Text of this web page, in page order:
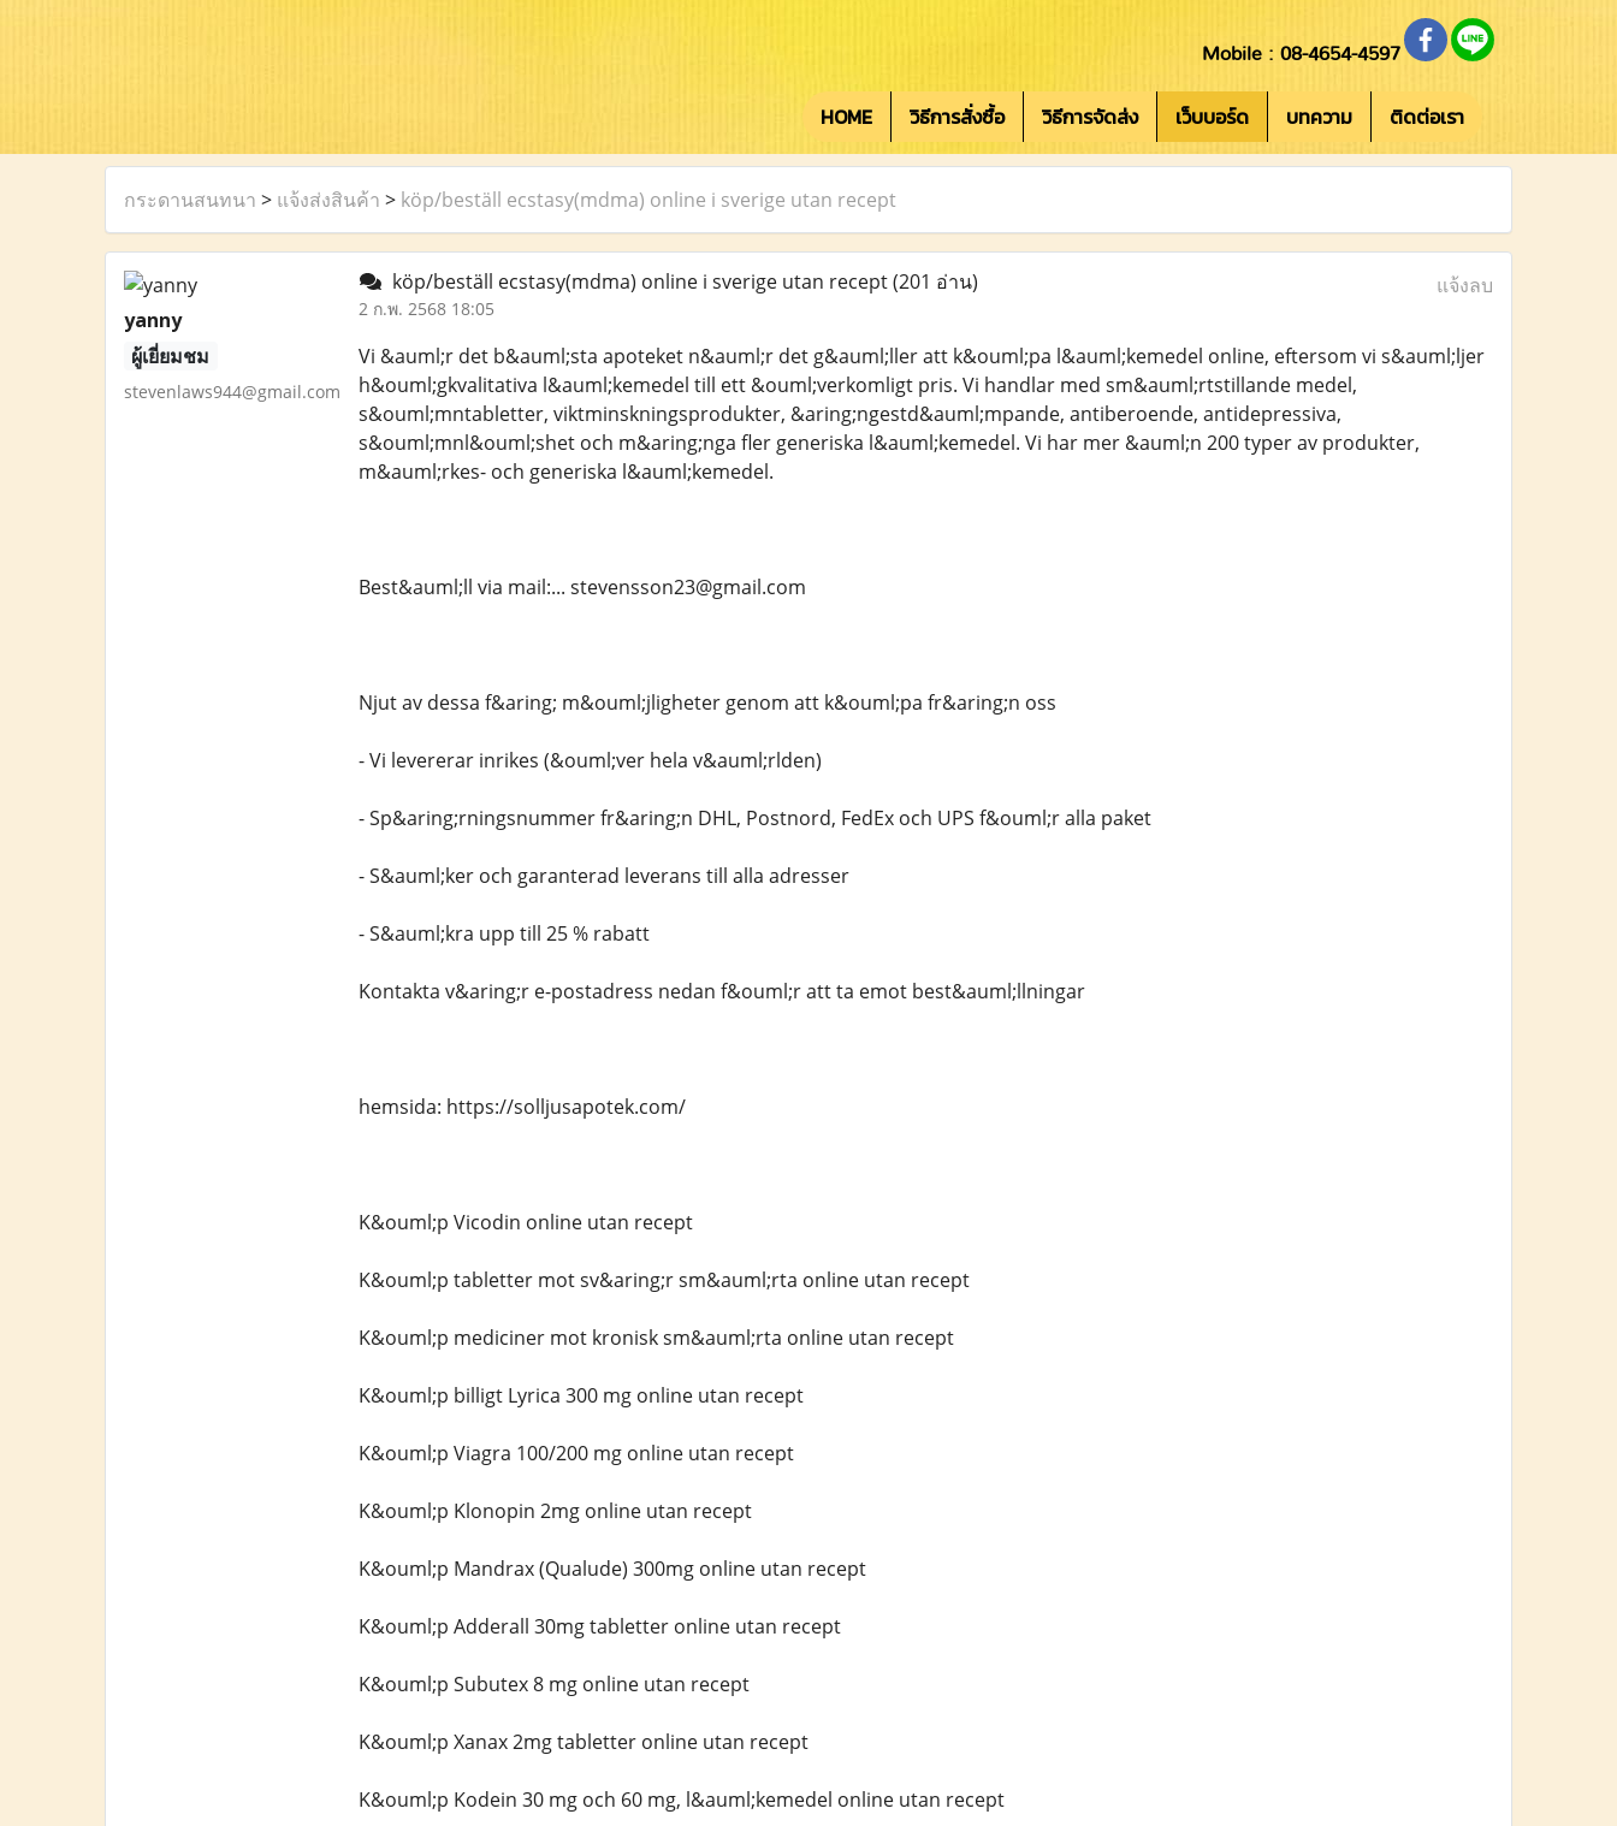
Mobile : 08-4654-4597
HOME วิธีการสั่งซื้อ วิธีการจัดส่ง เว็บบอร์ด บทความ ติดต่อเรา
กระดานสนทนา > แจ้งส่งสินค้า > köp/beställ ecstasy(mdma) online i sverige utan recept
yanny
ผู้เยี่ยมชม
stevenlaws944@gmail.com
köp/beställ ecstasy(mdma) online i sverige utan recept(201 อ่าน)
2 ก.พ. 2568 18:05
แจ้งลบ
Vi &auml;r det b&auml;sta apoteket n&auml;r det g&auml;ller att k&ouml;pa l&auml;kemedel online, eftersom vi s&auml;ljer
h&ouml;gkvalitativa l&auml;kemedel till ett &ouml;verkomligt pris. Vi handlar med sm&auml;rtstillande medel,
s&ouml;mntabletter, viktminskningsprodukter, &aring;ngestd&auml;mpande, antiberoende, antidepressiva,
s&ouml;mnl&ouml;shet och m&aring;nga fler generiska l&auml;kemedel. Vi har mer &auml;n 200 typer av produkter,
m&auml;rkes- och generiska l&auml;kemedel.
Best&auml;ll via mail:... stevensson23@gmail.com
Njut av dessa f&aring; m&ouml;jligheter genom att k&ouml;pa fr&aring;n oss
- Vi levererar inrikes (&ouml;ver hela v&auml;rlden)
- Sp&aring;rningsnummer fr&aring;n DHL, Postnord, FedEx och UPS f&ouml;r alla paket
- S&auml;ker och garanterad leverans till alla adresser
- S&auml;kra upp till 25 % rabatt
Kontakta v&aring;r e-postadress nedan f&ouml;r att ta emot best&auml;llningar
hemsida: https://solljusapotek.com/
K&ouml;p Vicodin online utan recept
K&ouml;p tabletter mot sv&aring;r sm&auml;rta online utan recept
K&ouml;p mediciner mot kronisk sm&auml;rta online utan recept
K&ouml;p billigt Lyrica 300 mg online utan recept
K&ouml;p Viagra 100/200 mg online utan recept
K&ouml;p Klonopin 2mg online utan recept
K&ouml;p Mandrax (Qualude) 300mg online utan recept
K&ouml;p Adderall 30mg tabletter online utan recept
K&ouml;p Subutex 8 mg online utan recept
K&ouml;p Xanax 2mg tabletter online utan recept
K&ouml;p Kodein 30 mg och 60 mg, l&auml;kemedel online utan recept